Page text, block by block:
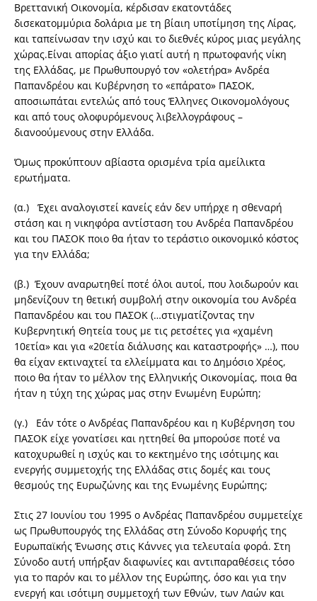
Βρεττανική Οικονομία, κέρδισαν εκατοντάδες
δισεκατομμύρια δολάρια με τη βίαιη υποτίμηση της Λίρας,
και ταπείνωσαν την ισχύ και το διεθνές κύρος μιας μεγάλης
χώρας.Είναι απορίας άξιο γιατί αυτή η πρωτοφανής νίκη
της Ελλάδας, με Πρωθυπουργό τον «ολετήρα» Ανδρέα
Παπανδρέου και Κυβέρνηση το «επάρατο» ΠΑΣΟΚ,
αποσιωπάται εντελώς από τους Έλληνες Οικονομολόγους
και από τους ολοφυρόμενους λιβελλογράφους –
διανοούμενους στην Ελλάδα.
Όμως προκύπτουν αβίαστα ορισμένα τρία αμείλικτα
ερωτήματα.
(α.) Έχει αναλογιστεί κανείς εάν δεν υπήρχε η σθεναρή
στάση και η νικηφόρα αντίσταση του Ανδρέα Παπανδρέου
και του ΠΑΣΟΚ ποιο θα ήταν το τεράστιο οικονομικό κόστος
για την Ελλάδα;
(β.) Έχουν αναρωτηθεί ποτέ όλοι αυτοί, που λοιδωρούν και
μηδενίζουν τη θετική συμβολή στην οικονομία του Ανδρέα
Παπανδρέου και του ΠΑΣΟΚ (…στιγματίζοντας την
Κυβερνητική Θητεία τους με τις ρετσέτες για «χαμένη
10ετία» και για «20ετία διάλυσης και καταστροφής» …), που
θα είχαν εκτιναχτεί τα ελλείμματα και το Δημόσιο Χρέος,
ποιο θα ήταν το μέλλον της Ελληνικής Οικονομίας, ποια θα
ήταν η τύχη της χώρας μας στην Ενωμένη Ευρώπη;
(γ.) Εάν τότε ο Ανδρέας Παπανδρέου και η Κυβέρνηση του
ΠΑΣΟΚ είχε γονατίσει και ηττηθεί θα μπορούσε ποτέ να
κατοχυρωθεί η ισχύς και το κεκτημένο της ισότιμης και
ενεργής συμμετοχής της Ελλάδας στις δομές και τους
θεσμούς της Ευρωζώνης και της Ενωμένης Ευρώπης;
Στις 27 Ιουνίου του 1995 ο Ανδρέας Παπανδρέου συμμετείχε
ως Πρωθυπουργός της Ελλάδας στη Σύνοδο Κορυφής της
Ευρωπαϊκής Ένωσης στις Κάννες για τελευταία φορά. Στη
Σύνοδο αυτή υπήρξαν διαφωνίες και αντιπαραθέσεις τόσο
για το παρόν και το μέλλον της Ευρώπης, όσο και για την
ενεργή και ισότιμη συμμετοχή των Εθνών, των Λαών και